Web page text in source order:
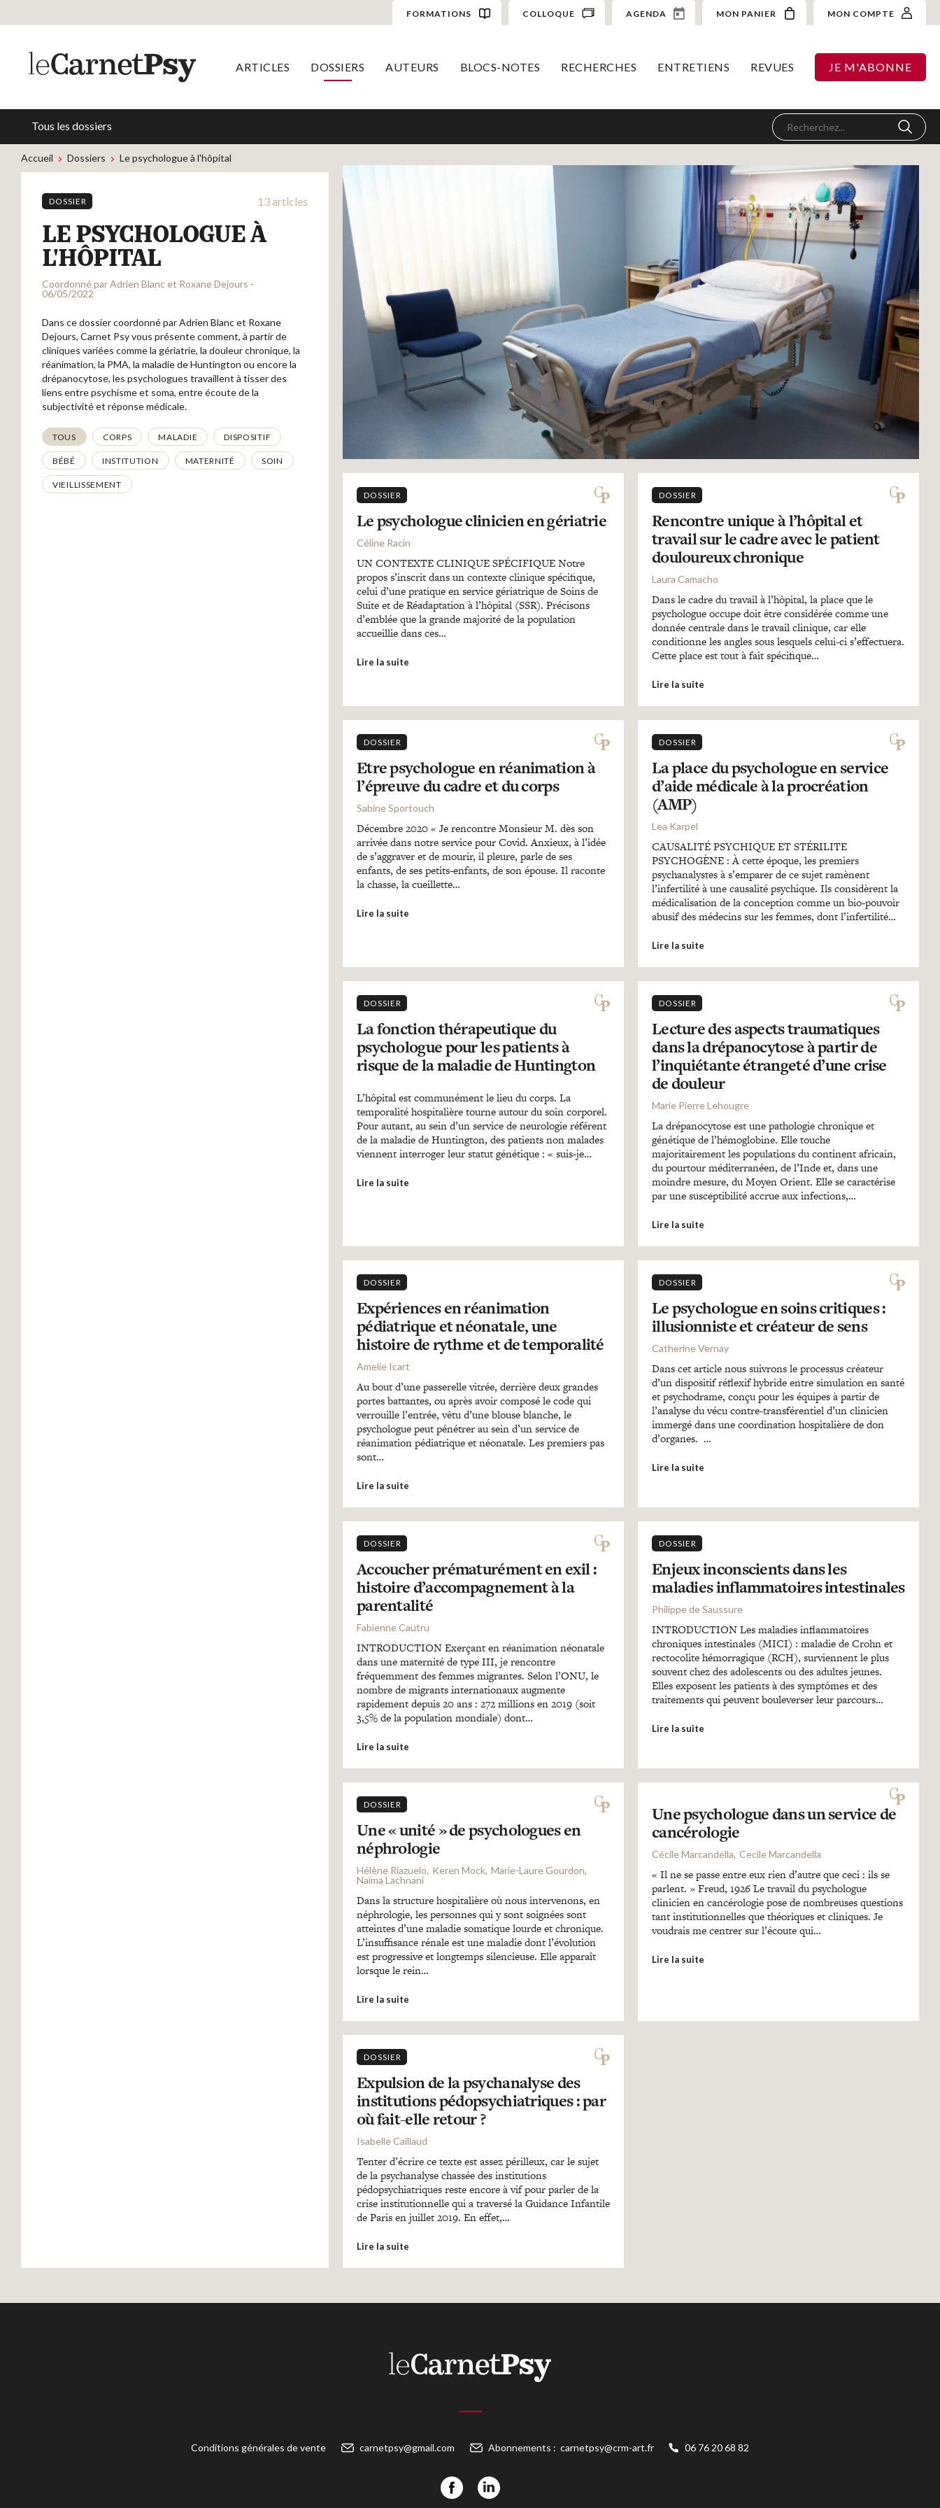
FORMATIONS COLLOQUE AGENDA MON PANIER MON COMPTE
ARTICLES DOSSIERS AUTEURS BLOCS-NOTES RECHERCHES ENTRETIENS REVUES JE M'ABONNE
Tous les dossiers
Accueil Dossiers Le psychologue à l'hôpital
DOSSIER 13 articles
LE PSYCHOLOGUE À
L'HÔPITAL
Coordonné par Adrien Blanc et Roxane Dejours -
06/05/2022
Dans ce dossier coordonné par Adrien Blanc et Roxane
Dejours, Carnet Psy vous présente comment, à partir de
cliniques variées comme la gériatrie, la douleur chronique, la
réanimation, la PMA, la maladie de Huntington ou encore la
drépanocytose, les psychologues travaillent à tisser des
liens entre psychisme et soma, entre écoute de la
subjectivité et réponse médicale.
Thématiques
TOUS CORPS MALADIE DISPOSITIF
BÉBÉ INSTITUTION MATERNITÉ SOIN
VIEILLISSEMENT
DOSSIER
Le psychologue clinicien en gériatrie
Céline Racin
UN CONTEXTE CLINIQUE SPÉCIFIQUE Notre
propos s’inscrit dans un contexte clinique spécifique,
celui d’une pratique en service gériatrique de Soins de
Suite et de Réadaptation à l’hôpital (SSR). Précisons
d’emblée que la grande majorité de la population
accueillie dans ces…
Lire la suite
DOSSIER
Rencontre unique à l’hôpital et
travail sur le cadre avec le patient
douloureux chronique
Laura Camacho
Dans le cadre du travail à l’hôpital, la place que le
psychologue occupe doit être considérée comme une
donnée centrale dans le travail clinique, car elle
conditionne les angles sous lesquels celui-ci s’effectuera.
Cette place est tout à fait spécifique…
Lire la suite
DOSSIER
Etre psychologue en réanimation à
l’épreuve du cadre et du corps
Sabine Sportouch
Décembre 2020 « Je rencontre Monsieur M. dès son
arrivée dans notre service pour Covid. Anxieux, à l’idée
de s’aggraver et de mourir, il pleure, parle de ses
enfants, de ses petits-enfants, de son épouse. Il raconte
la chasse, la cueillette…
Lire la suite
DOSSIER
La place du psychologue en service
d’aide médicale à la procréation
(AMP)
Lea Karpel
CAUSALITÉ PSYCHIQUE ET STÉRILITE
PSYCHOGÈNE : À cette époque, les premiers
psychanalystes à s’emparer de ce sujet ramènent
l’infertilité à une causalité psychique. Ils considèrent la
médicalisation de la conception comme un bio-pouvoir
abusif des médecins sur les femmes, dont l’infertilité…
Lire la suite
DOSSIER
La fonction thérapeutique du
psychologue pour les patients à
risque de la maladie de Huntington
L’hôpital est communément le lieu du corps. La
temporalité hospitalière tourne autour du soin corporel.
Pour autant, au sein d’un service de neurologie référent
de la maladie de Huntington, des patients non malades
viennent interroger leur statut génétique : « suis-je…
Lire la suite
DOSSIER
Lecture des aspects traumatiques
dans la drépanocytose à partir de
l’inquiétante étrangeté d’une crise
de douleur
Marie Pierre Lehougre
La drépanocytose est une pathologie chronique et
génétique de l’hémoglobine. Elle touche
majoritairement les populations du continent africain,
du pourtour méditerranéen, de l’Inde et, dans une
moindre mesure, du Moyen Orient. Elle se caractérise
par une susceptibilité accrue aux infections,…
Lire la suite
DOSSIER
Expériences en réanimation
pédiatrique et néonatale, une
histoire de rythme et de temporalité
Amelie Icart
Au bout d’une passerelle vitrée, derrière deux grandes
portes battantes, ou après avoir composé le code qui
verrouille l’entrée, vêtu d’une blouse blanche, le
psychologue peut pénétrer au sein d’un service de
réanimation pédiatrique et néonatale. Les premiers pas
sont…
Lire la suite
DOSSIER
Le psychologue en soins critiques :
illusionniste et créateur de sens
Catherine Vernay
Dans cet article nous suivrons le processus créateur
d’un dispositif réflexif hybride entre simulation en santé
et psychodrame, conçu pour les équipes à partir de
l’analyse du vécu contre-transférentiel d’un clinicien
immergé dans une coordination hospitalière de don
d’organes. …
Lire la suite
DOSSIER
Accoucher prématurément en exil :
histoire d’accompagnement à la
parentalité
Fabienne Cautru
INTRODUCTION Exerçant en réanimation néonatale
dans une maternité de type III, je rencontre
fréquemment des femmes migrantes. Selon l’ONU, le
nombre de migrants internationaux augmente
rapidement depuis 20 ans : 272 millions en 2019 (soit
3,5% de la population mondiale) dont…
Lire la suite
DOSSIER
Enjeux inconscients dans les
maladies inflammatoires intestinales
Philippe de Saussure
INTRODUCTION Les maladies inflammatoires
chroniques intestinales (MICI) : maladie de Crohn et
rectocolite hémorragique (RCH), surviennent le plus
souvent chez des adolescents ou des adultes jeunes.
Elles exposent les patients à des symptômes et des
traitements qui peuvent bouleverser leur parcours…
Lire la suite
DOSSIER
Une « unité » de psychologues en
néphrologie
Hélène Riazuelo Keren Mock Marie-Laure Gourdon
Naïma Lachnani
Dans la structure hospitalière où nous intervenons, en
néphrologie, les personnes qui y sont soignées sont
atteintes d’une maladie somatique lourde et chronique.
L’insuffisance rénale est une maladie dont l’évolution
est progressive et longtemps silencieuse. Elle apparaît
lorsque le rein…
Lire la suite
Une psychologue dans un service de
cancérologie
Cécile Marcandella Cecile Marcandella
« Il ne se passe entre eux rien d’autre que ceci : ils se
parlent. » Freud, 1926 Le travail du psychologue
clinicien en cancérologie pose de nombreuses questions
tant institutionnelles que théoriques et cliniques. Je
voudrais me centrer sur l’écoute qui…
Lire la suite
DOSSIER
Expulsion de la psychanalyse des
institutions pédopsychiatriques : par
où fait-elle retour ?
Isabelle Caillaud
Tenter d’écrire ce texte est assez périlleux, car le sujet
de la psychanalyse chassée des institutions
pédopsychiatriques reste encore à vif pour parler de la
crise institutionnelle qui a traversé la Guidance Infantile
de Paris en juillet 2019. En effet,…
Lire la suite
Conditions générales de vente carnetpsy@gmail.com Abonnements : carnetpsy@crm-art.fr 06 76 20 68 82